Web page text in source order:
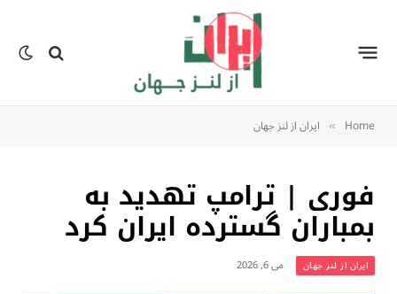
Home
» ایران از لنز جهان
فوری | ترامپ تهدید به
بمباران گسترده ايران كرد
ایران از لنز جهان می 6, 2026